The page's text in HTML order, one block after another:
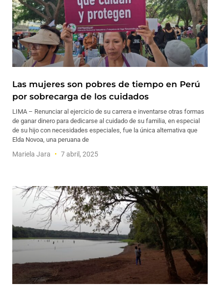
Las mujeres son pobres de tiempo en Perú
por sobrecarga de los cuidados
LIMA – Renunciar al ejercicio de su carrera e inventarse otras formas
de ganar dinero para dedicarse al cuidado de su familia, en especial
de su hijo con necesidades especiales, fue la única alternativa que
Elda Novoa, una peruana de
Mariela Jara 7 abril, 2025